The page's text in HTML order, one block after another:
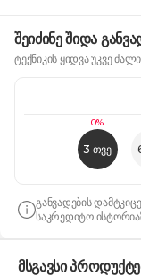
შეიძინე შიდა
ტექნიკის ყიდვა უკვე
0%
3 თვე
განვადების
საკრედიტო
მსგავსი